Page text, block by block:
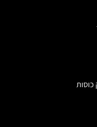
כוסות